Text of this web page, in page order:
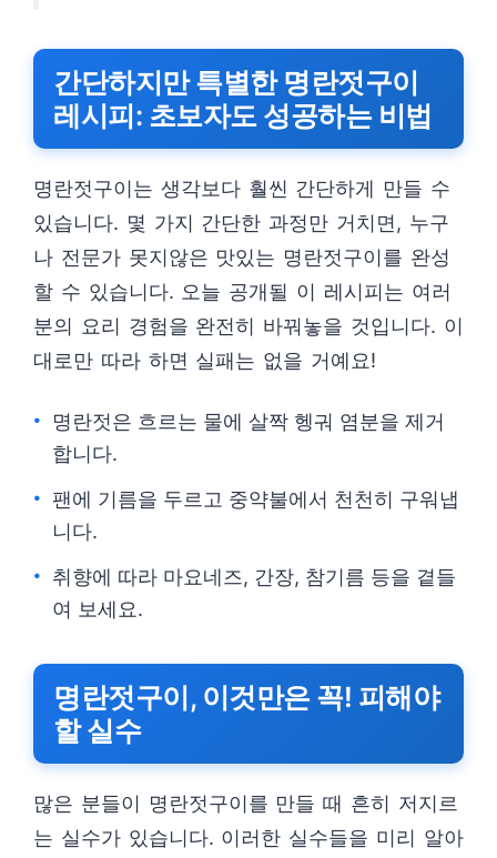
간단하지만 특별한 명란젓구이
레시피: 초보자도 성공하는 비법
명란젓구이는 생각보다 훨씬 간단하게 만들 수
있습니다. 몇 가지 간단한 과정만 거치면, 누구
나 전문가 못지않은 맛있는 명란젓구이를 완성
할 수 있습니다. 오늘 공개될 이 레시피는 여러
분의 요리 경험을 완전히 바꿔놓을 것입니다. 이
대로만 따라 하면 실패는 없을 거예요!
명란젓은 흐르는 물에 살짝 헹궈 염분을 제거
합니다.
팬에 기름을 두르고 중약불에서 천천히 구워냅
니다.
취향에 따라 마요네즈, 간장, 참기름 등을 곁들
여 보세요.
명란젓구이, 이것만은 꼭! 피해야
할 실수
많은 분들이 명란젓구이를 만들 때 흔히 저지르
는 실수가 있습니다. 이러한 실수들을 미리 알아